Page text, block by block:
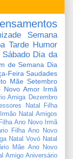
Semana
Tarde Humor
Sábado Dia da
de Semana Dia
Feira Saudades
Mãe Setembro
Novo Amor Irmã
Amiga Dezembro
Natal Filha
Natal Amigos
Ano Novo Irmã
Filha Ano Novo
Natal Vovó Natal
Mãe Ano Novo
Amigo Aniversário